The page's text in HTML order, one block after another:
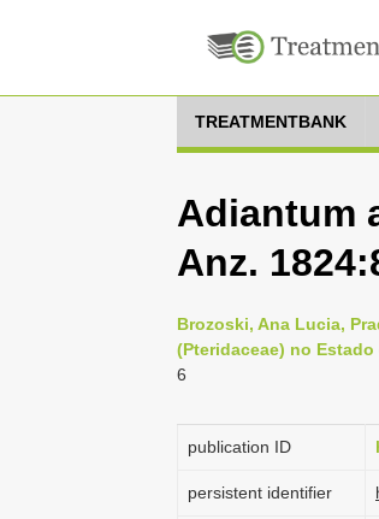
TREATMENTBANK
Adiantum
Anz.
Brozoski, Ana Lucia,
(Pteridaceae) no
6
publication ID
persistent identifier